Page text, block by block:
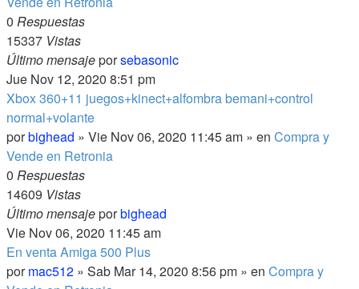
0 Respuestas
15337 Vistas
Último mensajeporsebasonic
Jue Nov 12, 2020 8:51 pm
Xbox 360+11 juegos+kinect+alfombra bemani+control
normal+volante
porbighead » Vie Nov 06, 2020 11:45 am » en Compra y
Vende en Retronia
0 Respuestas
14609 Vistas
Último mensajeporbighead
Vie Nov 06, 2020 11:45 am
En venta Amiga 500 Plus
pormac512 » Sab Mar 14, 2020 8:56 pm » en Compra y